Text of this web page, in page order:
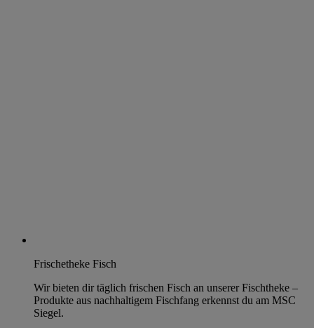
Frischetheke Fisch
Wir bieten dir täglich frischen Fisch an unserer Fischtheke –
Produkte aus nachhaltigem Fischfang erkennst du am MSC
Siegel.